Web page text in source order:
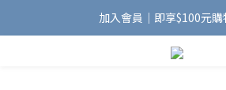
加入會員｜即享$100元
加入會員｜即享$100元
安裝維修服務｜Line ID